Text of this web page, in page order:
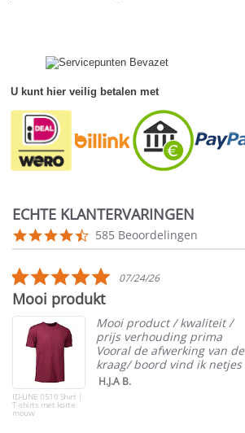
U kunt hier veilig betalen met
ECHTE KLANTERVARINGEN
Reviews
carousel
4.5
star
585 Beoordelingen
5.0
star
07/24/26
Mooi produkt
ID-LINE 0510 Shirt |
T-shirts met korte
mouw
Mooi product / kwaliteit /
prijs verhouding prima
Vooral de afwerking van de
kraag/ boord vind ik netjes
H.J.A B.